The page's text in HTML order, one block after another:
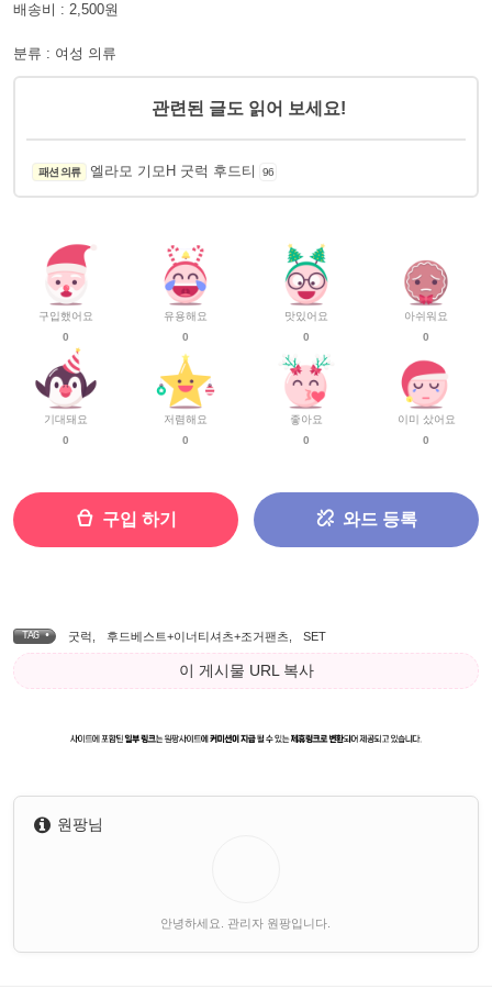
배송비 : 2,500원
분류 : 여성 의류
관련된 글도 읽어 보세요!
패션 의류 엘라모 기모H 굿럭 후드티 96
구입했어요
0
기대돼요
0
유용해요
0
저렴해요
0
맛있어요
0
좋아요
0
아쉬워요
0
이미 샀어요
0
구입 하기 와드 등록
TAG • 굿럭 후드베스트+이너티셔츠+조거팬츠 SET
이 게시물 URL 복사
원팡님
안녕하세요. 관리자 원팡입니다.